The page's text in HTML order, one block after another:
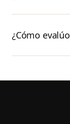
¿Cómo